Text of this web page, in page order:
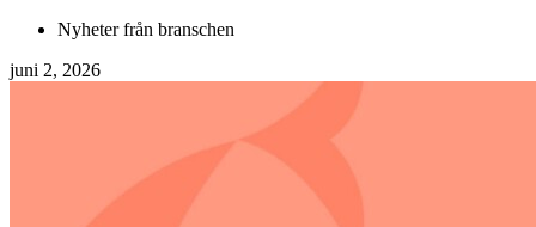
Nyheter från branschen
juni 2, 2026